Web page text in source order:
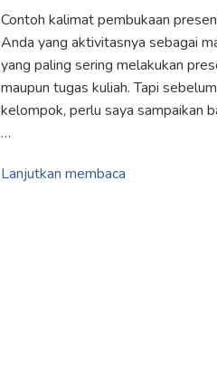
Contoh kalimat pembukaan
Anda yang aktivitasnya sebagai
yang paling sering melakukan
maupun tugas kuliah. Tapi
kelompok, perlu saya sampaikan
…
Lanjutkan membaca